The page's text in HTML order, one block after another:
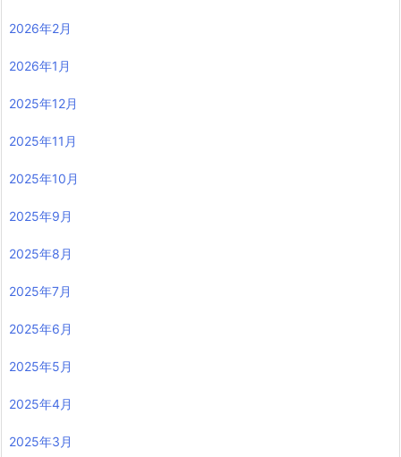
2026年2月
2026年1月
2025年12月
2025年11月
2025年10月
2025年9月
2025年8月
2025年7月
2025年6月
2025年5月
2025年4月
2025年3月